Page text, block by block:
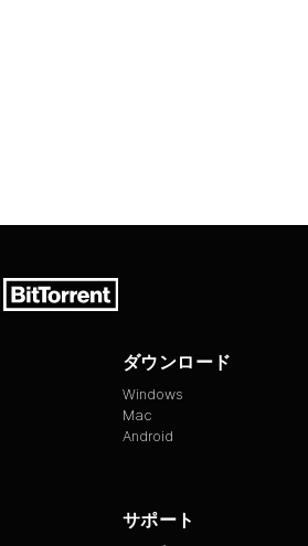
ダウンロード
Windows
Mac
Android
サポート